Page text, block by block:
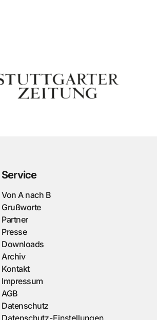
Service
Von A nach B
Grußworte
Partner
Presse
Downloads
Archiv
Kontakt
Impressum
AGB
Datenschutz